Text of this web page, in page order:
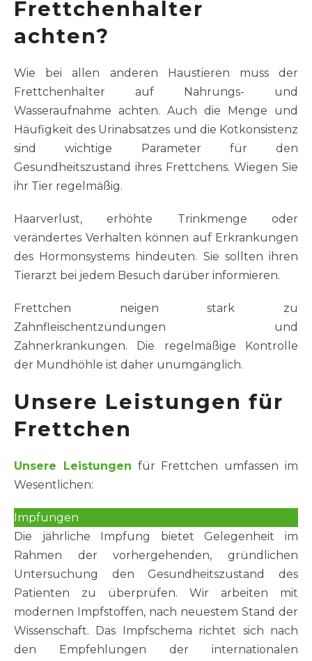
Frettchenhalter
achten?
Wie bei allen anderen Haustieren muss der
Frettchenhalter auf Nahrungs- und
Wasseraufnahme achten. Auch die Menge und
Häufigkeit des Urinabsatzes und die Kotkonsistenz
sind wichtige Parameter für den
Gesundheitszustand ihres Frettchens. Wiegen Sie
ihr Tier regelmäßig.
Haarverlust, erhöhte Trinkmenge oder
verändertes Verhalten können auf Erkrankungen
des Hormonsystems hindeuten. Sie sollten ihren
Tierarzt bei jedem Besuch darüber informieren.
Frettchen neigen stark zu
Zahnfleischentzündungen und
Zahnerkrankungen. Die regelmäßige Kontrolle
der Mundhöhle ist daher unumgänglich.
Unsere Leistungen für
Frettchen
Unsere Leistungen für Frettchen umfassen im
Wesentlichen:
Impfungen
Die jährliche Impfung bietet Gelegenheit im
Rahmen der vorhergehenden, gründlichen
Untersuchung den Gesundheitszustand des
Patienten zu überprüfen. Wir arbeiten mit
modernen Impfstoffen, nach neuestem Stand der
Wissenschaft. Das Impfschema richtet sich nach
den Empfehlungen der internationalen